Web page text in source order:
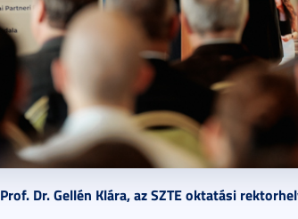
Prof. Dr. Gellén Klára, az SZTE oktatási